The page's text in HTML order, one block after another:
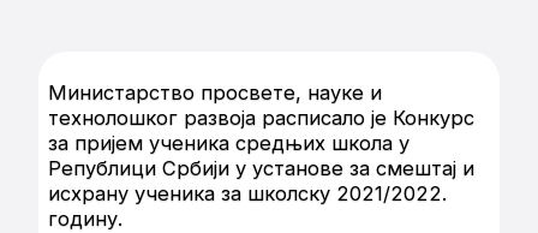
Министарство просвете, науке и
технолошког развоја расписало је Конкурс
за пријем ученика средњих школа у
Републици Србији у установе за смештај и
исхрану ученика за школску 2021/2022.
годину.